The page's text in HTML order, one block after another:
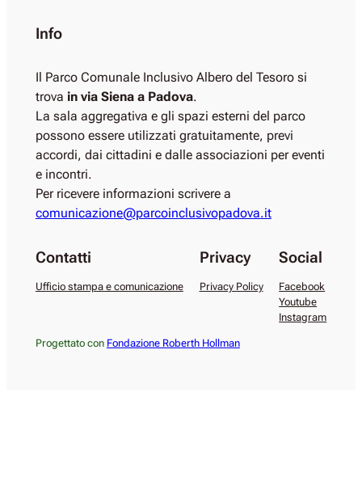
Info
Il Parco Comunale Inclusivo Albero del Tesoro si
trova in via Siena a Padova.
La sala aggregativa e gli spazi esterni del parco
possono essere utilizzati gratuitamente, previ
accordi, dai cittadini e dalle associazioni per eventi
e incontri.
Per ricevere informazioni scrivere a
comunicazione@parcoinclusivopadova.it
Contatti
Ufficio stampa e comunicazione
Privacy
Privacy Policy
Social
Facebook
Youtube
Instagram
Progettato con Fondazione Roberth Hollman